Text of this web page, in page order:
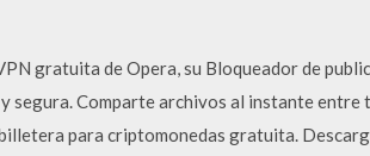
gratuita de Opera, su Bloqueador de
segura. Comparte archivos al instante
para criptomonedas gratuita.